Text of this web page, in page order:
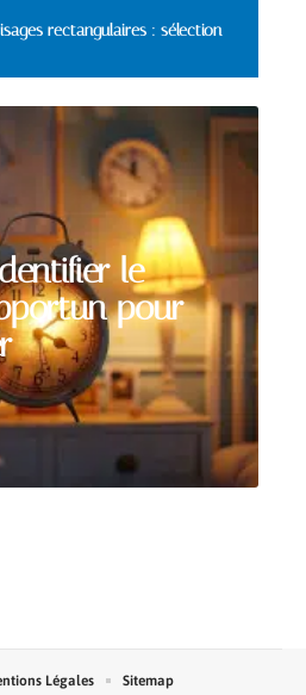
rectangulaires : sélection
le
pour
Légales Sitemap